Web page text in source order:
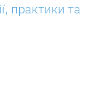
практики та